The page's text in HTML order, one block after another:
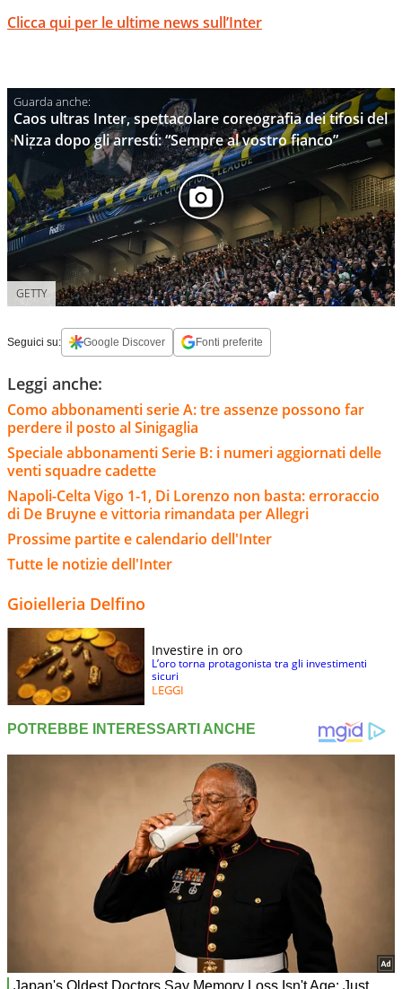
Clicca qui per le ultime news sull’Inter
Caos ultras Inter, spettacolare coreografia dei tifosi del
Nizza dopo gli arresti: “Sempre al vostro fianco”
GETTY
Seguici su: Google Discover Fonti preferite
Leggi anche:
Como abbonamenti serie A: tre assenze possono far
perdere il posto al Sinigaglia
Speciale abbonamenti Serie B: i numeri aggiornati delle
venti squadre cadette
Napoli-Celta Vigo 1-1, Di Lorenzo non basta: erroraccio
di De Bruyne e vittoria rimandata per Allegri
Prossime partite e calendario dell'Inter
Tutte le notizie dell'Inter
Gioielleria Delfino
Investire in oro
L’oro torna protagonista tra gli investimenti
sicuri
LEGGI